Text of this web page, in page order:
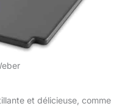
et délicieuse, comme